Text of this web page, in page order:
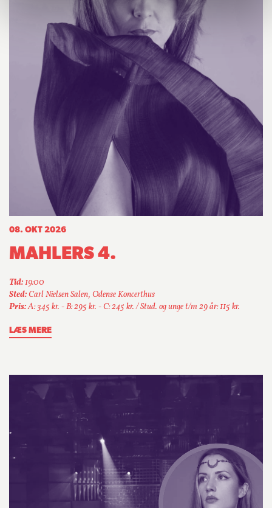
08. OKT 2026
MAHLERS 4.
Tid:19:00
Sted:Carl Nielsen Salen, Odense Koncerthus
Pris:A: 345 kr. - B: 295 kr. - C: 245 kr. / Stud. og unge t/m 29 år: 115 kr.
LÆS MERE